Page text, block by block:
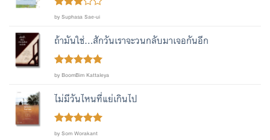
Rated
of 5
by Suphasa Sae-ui
ถ้ามันใช่...สักวันเราจะวนกลับมาเจอกันอีก
Rated5out
by BoomBim Kattaleya
ไม่มีวันไหนที่แย่เกินไป
Rated5out
by Som Worakant